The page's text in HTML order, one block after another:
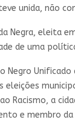
unida, não
Negra, eleita
de uma
Unificado
a
e membro